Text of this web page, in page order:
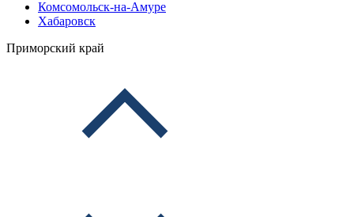
Комсомольск-на-Амуре
Хабаровск
Приморский край